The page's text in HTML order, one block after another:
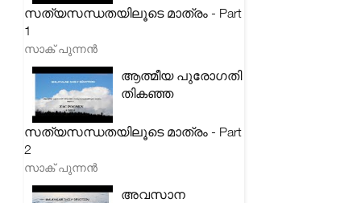
സത്യസന്ധതയിലൂടെ മാത്രം - Part
1
സാക് പുന്നൻ
ആത്മീയ പുരോഗതി
തികഞ്ഞ
സത്യസന്ധതയിലൂടെ മാത്രം - Part
2
സാക് പുന്നൻ
അവസാന